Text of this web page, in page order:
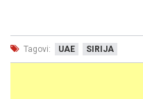
Tagovi: UAE SIRIJA